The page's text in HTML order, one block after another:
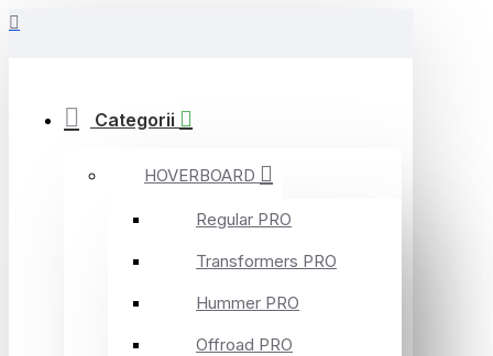
Categorii
HOVERBOARD
Regular PRO
Transformers PRO
Hummer PRO
Offroad PRO